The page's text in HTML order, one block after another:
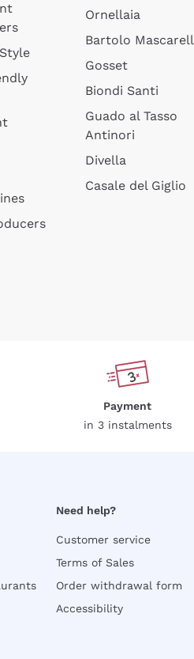
Ornellaia
Bartolo
Gosset
Biondi Santi
Guado al Tasso
Antinori
Divella
Casale del Giglio
Payment
in 3 instalments
Need help?
Customer service
Terms of Sales
Order withdrawal form
Accessibility